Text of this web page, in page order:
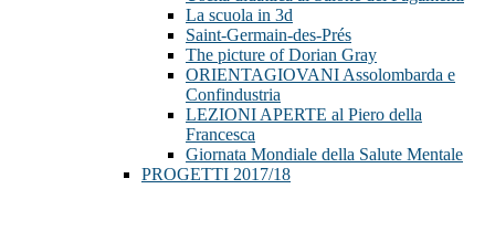
La scuola in 3d
Saint-Germain-des-Prés
The picture of Dorian Gray
ORIENTAGIOVANI Assolombarda e
Confindustria
LEZIONI APERTE al Piero della
Francesca
Giornata Mondiale della Salute Mentale
PROGETTI 2017/18